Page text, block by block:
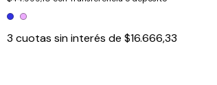
3 cuotas sin interés de $16.666,33